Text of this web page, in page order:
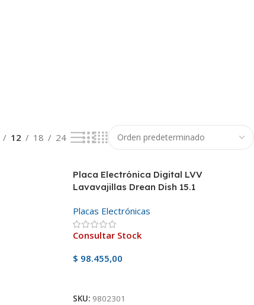
12 18 24
Placa Electrónica Digital LVV
Lavavajillas Drean Dish 15.1
Placas Electrónicas
Consultar Stock
$ 98.455,00
SKU: 9802301